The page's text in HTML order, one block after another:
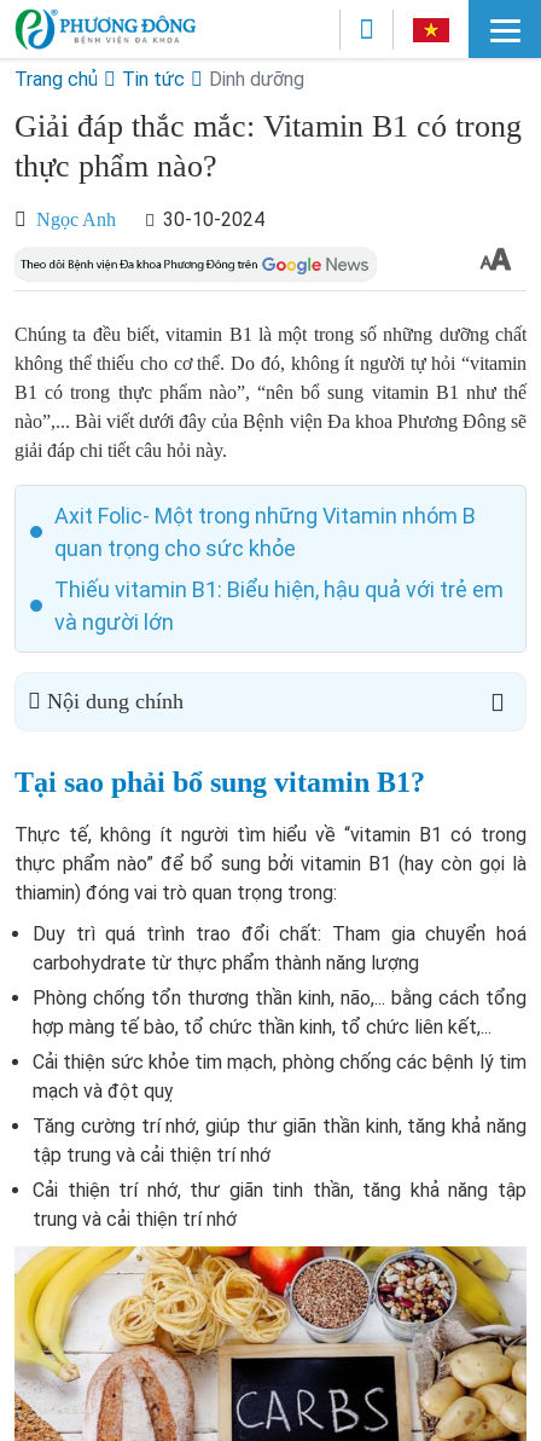
Trang chủ Tin tức Dinh dưỡng
Giải đáp thắc mắc: Vitamin B1 có trong
thực phẩm nào?
Ngọc Anh 30-10-2024
Chúng ta đều biết, vitamin B1 là một trong số những dưỡng chất
không thể thiếu cho cơ thể. Do đó, không ít người tự hỏi “vitamin
B1 có trong thực phẩm nào”, “nên bổ sung vitamin B1 như thế
nào”,... Bài viết dưới đây của Bệnh viện Đa khoa Phương Đông sẽ
giải đáp chi tiết câu hỏi này.
Axit Folic- Một trong những Vitamin nhóm B
quan trọng cho sức khỏe
Thiếu vitamin B1: Biểu hiện, hậu quả với trẻ em
và người lớn
Nội dung chính
Tại sao phải bổ sung vitamin B1?
Thực tế, không ít người tìm hiểu về “vitamin B1 có trong
thực phẩm nào” để bổ sung bởi vitamin B1 (hay còn gọi là
thiamin) đóng vai trò quan trọng trong:
Duy trì quá trình trao đổi chất: Tham gia chuyển hoá
carbohydrate từ thực phẩm thành năng lượng
Phòng chống tổn thương thần kinh, não,... bằng cách tổng
hợp màng tế bào, tổ chức thần kinh, tổ chức liên kết,...
Cải thiện sức khỏe tim mạch, phòng chống các bệnh lý tim
mạch và đột quỵ
Tăng cường trí nhớ, giúp thư giãn thần kinh, tăng khả năng
tập trung và cải thiện trí nhớ
Cải thiện trí nhớ, thư giãn tinh thần, tăng khả năng tập
trung và cải thiện trí nhớ